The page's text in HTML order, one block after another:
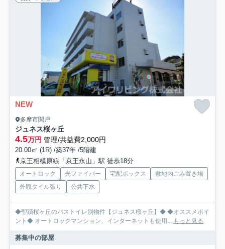
NEW
多摩市関戸
ジュネス桜ヶ丘
4.5万円 管理/共益費2,000円
20.00㎡ (1R) /築37年 /5階建
京王相模原線「京王永山」駅 徒歩18分
オートロック 光ファイバー 宅配ボックス
敷地内ごみ置き場
外観タイル張り
公共下水
◆聖蹟桜ヶ丘のバストイレ別物件【ジュネス桜ヶ丘】◆ ◆オススメポイ
ント◆ オートロックマンション、インターネットも使用... もっと見る
募集中の部屋